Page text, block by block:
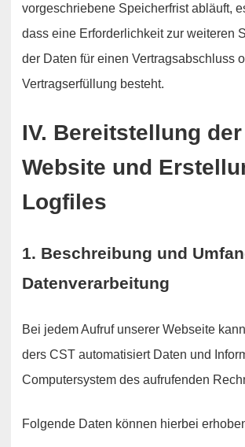
vorgeschriebene Speicherfrist abläuft,
dass eine Erforderlichkeit zur weiteren
der Daten für einen Vertragsabschluss
Vertragserfüllung besteht.
IV. Bereitstellung der
Website und
Logfiles
1. Beschreibung und
Datenverarbeitung
Bei jedem Aufruf unserer Webseite
ders CST automatisiert Daten und
Computersystem des aufrufenden
Folgende Daten können hierbei